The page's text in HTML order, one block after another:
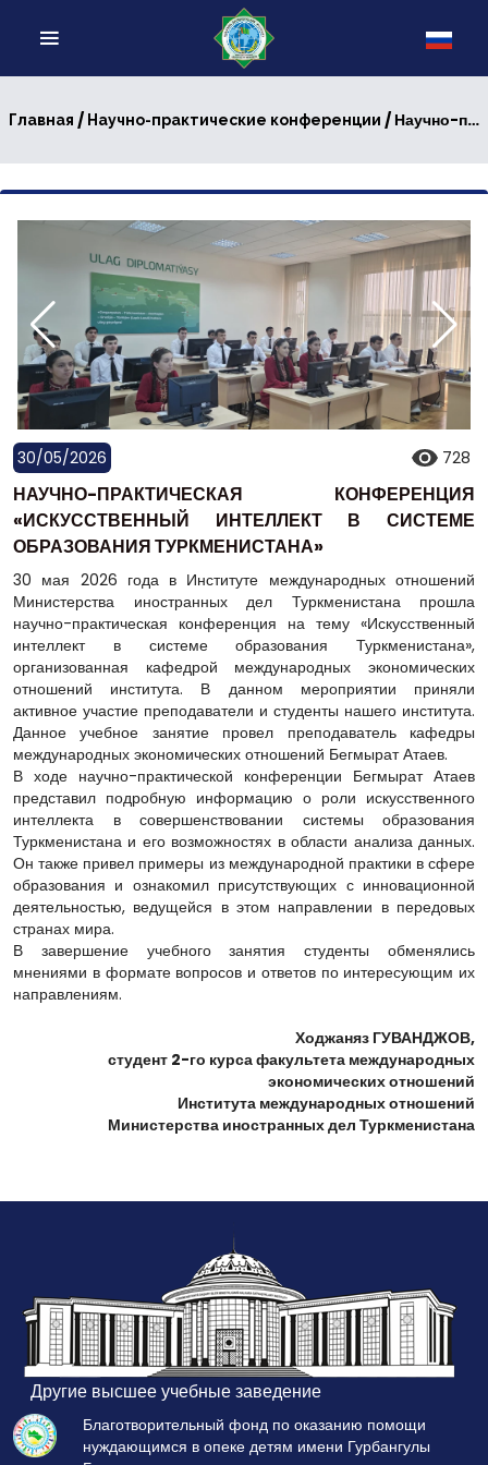
Главная / Научно-практические конференции / Научно-практическая конференция «Искусственный интеллект в системе образования Туркменистана»
30/05/2026 728
НАУЧНО-ПРАКТИЧЕСКАЯ КОНФЕРЕНЦИЯ
«ИСКУССТВЕННЫЙ ИНТЕЛЛЕКТ В СИСТЕМЕ
ОБРАЗОВАНИЯ ТУРКМЕНИСТАНА»
30 мая 2026 года в Институте международных отношений
Министерства иностранных дел Туркменистана прошла
научно-практическая конференция на тему «Искусственный
интеллект в системе образования Туркменистана»,
организованная кафедрой международных экономических
отношений института. В данном мероприятии приняли
активное участие преподаватели и студенты нашего института.
Данное учебное занятие провел преподаватель кафедры
международных экономических отношений Бегмырат Атаев.
В ходе научно-практической конференции Бегмырат Атаев
представил подробную информацию о роли искусственного
интеллекта в совершенствовании системы образования
Туркменистана и его возможностях в области анализа данных.
Он также привел примеры из международной практики в сфере
образования и ознакомил присутствующих с инновационной
деятельностью, ведущейся в этом направлении в передовых
странах мира.
В завершение учебного занятия студенты обменялись
мнениями в формате вопросов и ответов по интересующим их
направлениям.
Ходжаняз ГУВАНДЖОВ,
студент 2-го курса факультета международных
экономических отношений
Института международных отношений
Министерства иностранных дел Туркменистана
Другие высшее учебные заведение
Благотворительный фонд по оказанию помощи
нуждающимся в опеке детям имени Гурбангулы